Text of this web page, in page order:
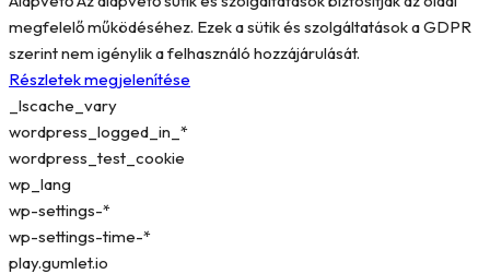
megfelelő működéséhez. Ezek a sütik és szolgáltatások a GDPR
szerint nem igénylik a felhasználó hozzájárulását.
Részletek megjelenítése
_lscache_vary
wordpress_logged_in_*
wordpress_test_cookie
wp_lang
wp-settings-*
wp-settings-time-*
play.gumlet.io